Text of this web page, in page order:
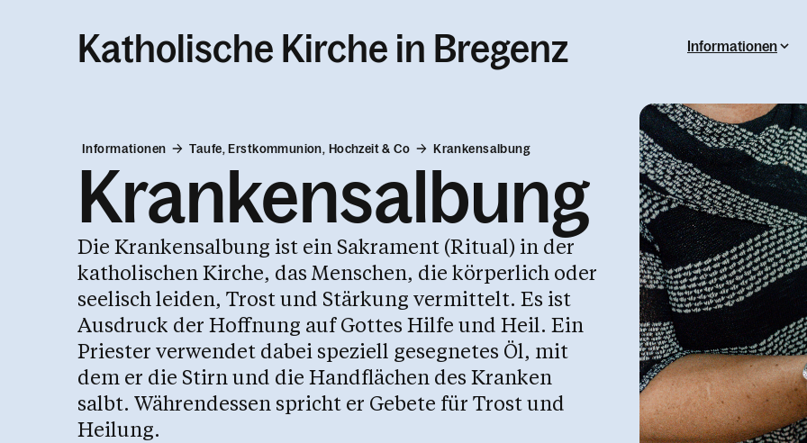
Katholische Kirche in Bregenz Informationen
Informationen Taufe, Erstkommunion, Hochzeit & Co Krankensalbung
Krankensalbung
Die Krankensalbung ist ein Sakrament (Ritual) in der
katholischen Kirche, das Menschen, die körperlich oder
seelisch leiden, Trost und Stärkung vermittelt. Es ist
Ausdruck der Hoffnung auf Gottes Hilfe und Heil. Ein
Priester verwendet dabei speziell gesegnetes Öl, mit
dem er die Stirn und die Handflächen des Kranken
salbt. Währendessen spricht er Gebete für Trost und
Heilung.